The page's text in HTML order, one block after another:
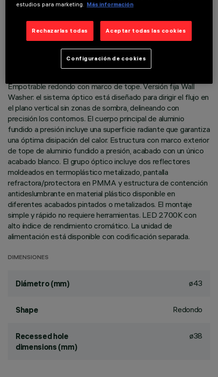
DATOS TÉCNICOS
Empotrable redondo con marco de tope. Versión fija Wall
Washer: el sistema óptico está diseñado para dirigir el flujo en
el plano vertical sin zonas de sombra, delineando con
precisión los contornos. El cuerpo principal de aluminio
fundido a presión incluye una superficie radiante que garantiza
una óptima disipación del calor. Estructura con marco exterior
de tope de aluminio fundido a presión, acabado con un único
acabado blanco. El grupo óptico incluye dos reflectores
moldeados en termoplástico metalizado, pantalla
refractora/protectora en PMMA y estructura de contención
antideslumbrante en material plástico disponible en
diferentes acabados pintados o metalizados. El montaje
simple y rápido no requiere herramientas. LED 2700K con
alto índice de rendimiento cromático. La unidad de
alimentación está disponible con codificación separada.
DIMENSIONES
Diámetro (mm) ø43
Shape Redondo
Recessed hole
dimensions (mm)
ø38
estudios para marketing.
Más información
Rechazarlas todas Aceptar todas las cookies
Configuración de cookies